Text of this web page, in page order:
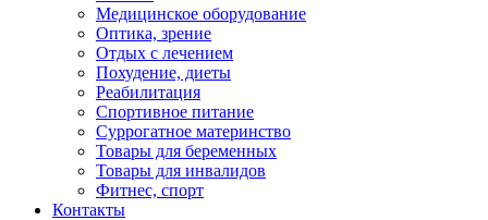
Медицинское оборудование
Оптика, зрение
Отдых с лечением
Похудение, диеты
Реабилитация
Спортивное питание
Суррогатное материнство
Товары для беременных
Товары для инвалидов
Фитнес, спорт
Контакты